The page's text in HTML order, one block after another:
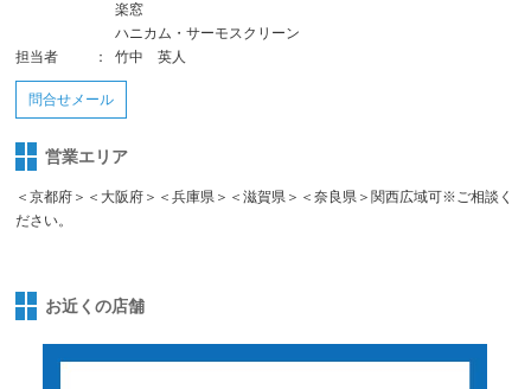
楽窓
ハニカム・サーモスクリーン
担当者
： 竹中 英人
問合せメール
営業エリア
＜京都府＞＜大阪府＞＜兵庫県＞＜滋賀県＞＜奈良県＞関西広域可※ご相談く
ださい。
お近くの店舗